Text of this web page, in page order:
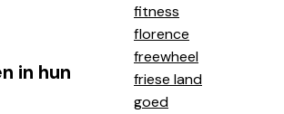
in hun
fitness
florence
freewheel
friese land
goed